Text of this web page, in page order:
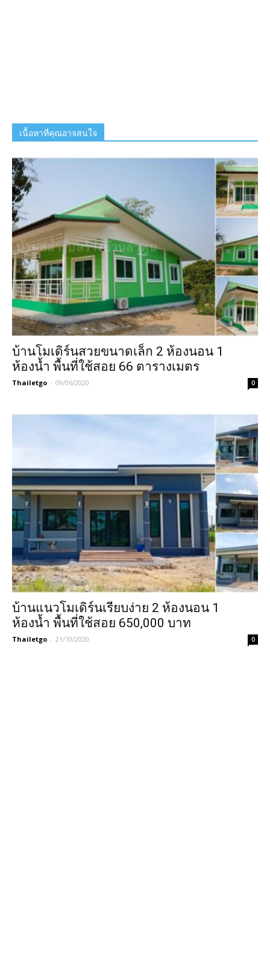
เนื้อหาที่คุณอาจสนใจ
บ้านโมเดิร์นสวยขนาดเล็ก 2 ห้องนอน 1
ห้องน้ำ พื้นที่ใช้สอย 66 ตารางเมตร
Thailetgo - 09/06/2020 0
บ้านแนวโมเดิร์นเรียบง่าย 2 ห้องนอน 1
ห้องน้ำ พื้นที่ใช้สอย 650,000 บาท
Thailetgo - 21/10/2020 0